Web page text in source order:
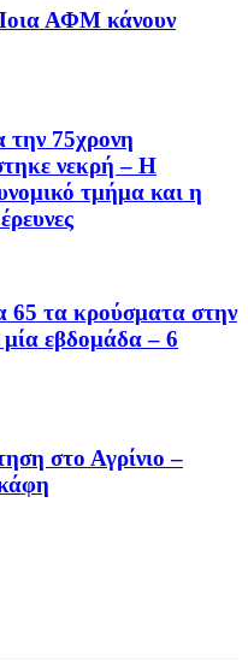
ΑΦΜ κάνουν
την 75χρονη
νεκρή – Η
τμήμα και η
65 τα κρούσματα στην
εβδομάδα – 6
στο Αγρίνιο –